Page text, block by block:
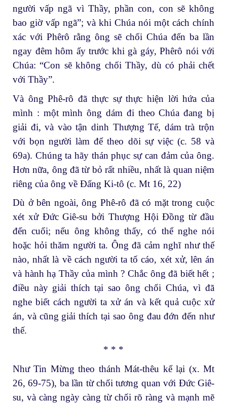
người vấp ngã vì Thầy, phần con, con sẽ không
bao giờ vấp ngã”; và khi Chúa nói một cách chính
xác với Phêrô rằng ông sẽ chối Chúa đến ba lần
ngay đêm hôm ấy trước khi gà gáy, Phêrô nói với
Chúa: “Con sẽ không chối Thầy, dù có phải chết
với Thầy”.
Và ông Phê-rô đã thực sự thực hiện lời hứa của
mình : một mình ông dám đi theo Chúa đang bị
giải đi, và vào tận dinh Thượng Tế, dám trà trộn
với bọn người làm để theo dõi sự việc (c. 58 và
69a). Chúng ta hãy thán phục sự can đảm của ông.
Hơn nữa, ông đã từ bỏ rất nhiều, nhất là quan niệm
riêng của ông về Đấng Ki-tô (c. Mt 16, 22)
Dù ở bên ngoài, ông Phê-rô đã có mặt trong cuộc
xét xử Đức Giê-su bởi Thượng Hội Đồng từ đầu
đến cuối; nếu ông không thấy, có thể nghe nói
hoặc hỏi thăm người ta. Ông đã cảm nghĩ như thế
nào, nhất là về cách người ta tố cáo, xét xử, lên án
và hành hạ Thầy của mình ? Chắc ông đã biết hết ;
điều này giải thích tại sao ông chối Chúa, vì đã
nghe biết cách người ta xử án và kết quả cuộc xử
án, và cũng giải thích tại sao ông đau đớn đến như
thế.
* * *
Như Tin Mừng theo thánh Mát-thêu kể lại (x. Mt
26, 69-75), ba lần từ chối tương quan với Đức Giê-
su, và càng ngày càng từ chối rõ ràng và mạnh mẽ